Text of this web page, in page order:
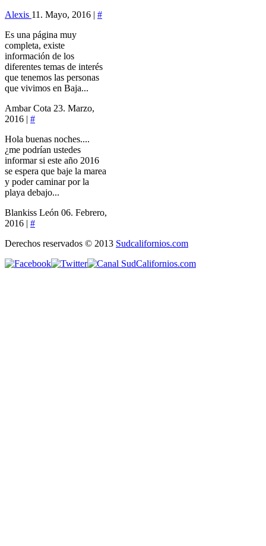
Alexis 11. Mayo, 2016 | #
Es una página muy
completa, existe
información de los
diferentes temas de interés
que tenemos las personas
que vivimos en Baja...
Ambar Cota 23. Marzo,
2016 | #
Hola buenas noches....
¿me podrían ustedes
informar si este año 2016
se espera que baje la marea
y poder caminar por la
playa debajo...
Blankiss León 06. Febrero,
2016 | #
Derechos reservados © 2013 Sudcalifornios.com